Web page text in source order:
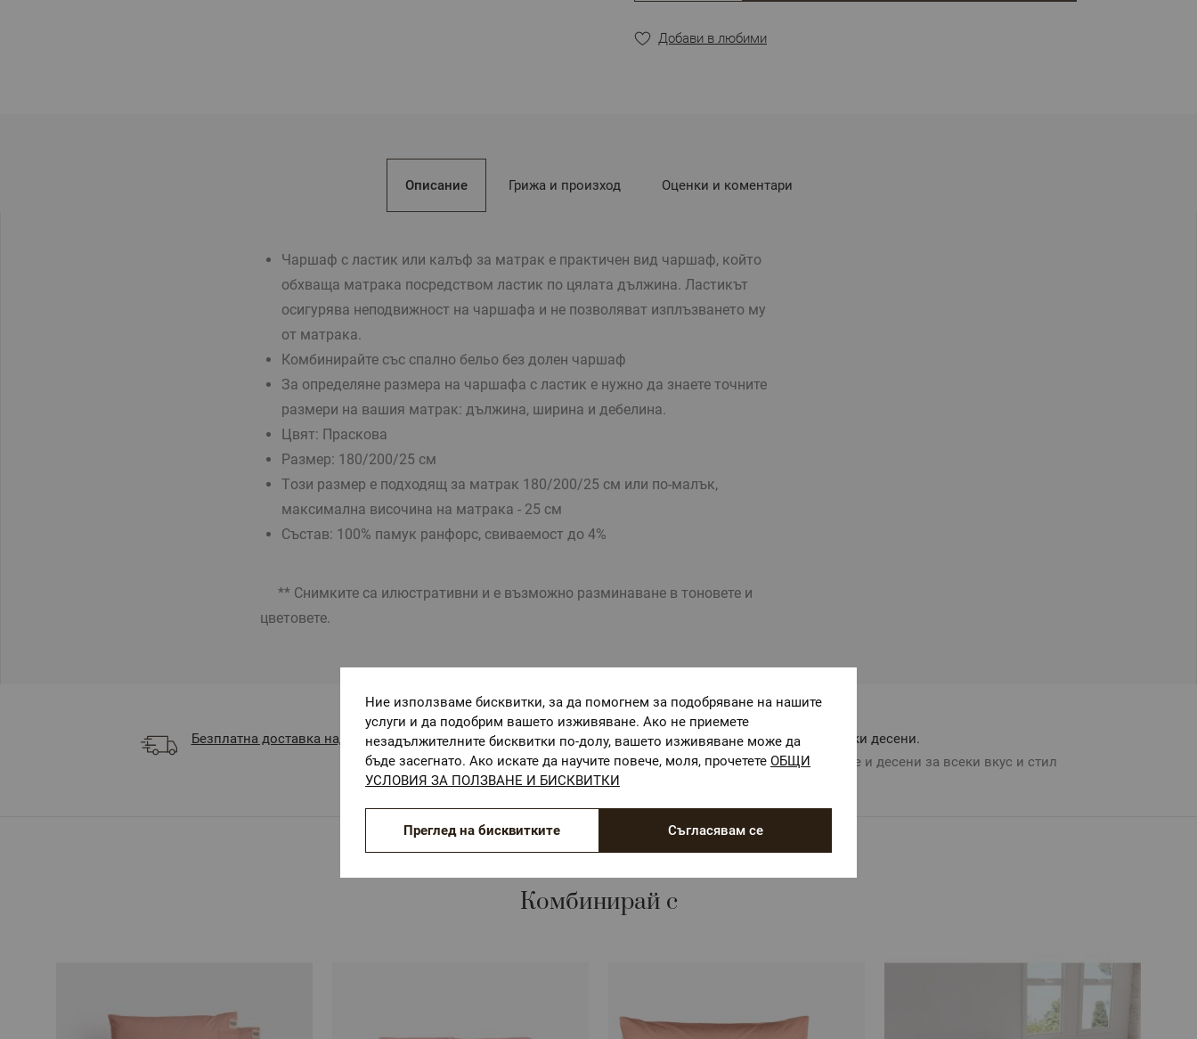
Добави в любими
Описание
Чаршаф с ластик или калъф за матрак е практичен вид чаршаф, който
обхваща матрака посредством ластик по цялата дължина. Ластикът
осигурява неподвижност на чаршафа и не позволяват изплъзването му
от матрака.
Комбинирайте със спално бельо без долен чаршаф
За определяне размера на чаршафа с ластик е нужно да знаете точните
размери на вашия матрак: дължина, ширина и дебелина.
Цвят: Праскова
Размер: 180/200/25 см
Tози размер е подходящ за матрак 180/200/25 см или по-малък,
максимална височина на матрака - 25 см
Състав: 100% памук ранфорс, свиваемост до 4%
** Снимките са илюстративни и е възможно разминаване в тоновете и
цветовете.
Грижа и произход Оценки и коментари
Безплатна доставка над 68 €
ОЕКО-ТЕКС СТАНДАРТ 100
Текстилни материали, безопасни за Вашето здраве
Авторски десени.
Цветове и десени за всеки вкус и стил
Комбинирай с
Ние използваме бисквитки, за да помогнем за подобряване на нашите
услуги и да подобрим вашето изживяване. Ако не приемете
незадължителните бисквитки по-долу, вашето изживяване може да
бъде засегнато. Ако искате да научите повече, моля, прочетете ОБЩИ
УСЛОВИЯ ЗА ПОЛЗВАНЕ И БИСКВИТКИ
Съгласявам се
Преглед на бисквитките